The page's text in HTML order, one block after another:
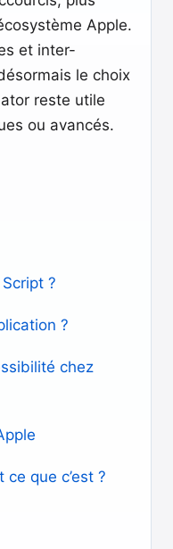
Apple.
et inter-
le choix
reste utile
ou avancés.
?
?
chez
ce que c’est ?